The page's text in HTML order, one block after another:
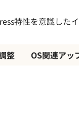
特性を意識した
整 OS関連アッ